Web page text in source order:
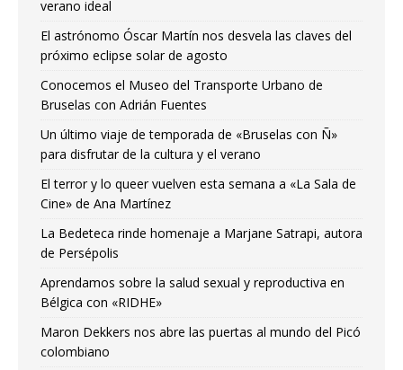
verano ideal
El astrónomo Óscar Martín nos desvela las claves del
próximo eclipse solar de agosto
Conocemos el Museo del Transporte Urbano de
Bruselas con Adrián Fuentes
Un último viaje de temporada de «Bruselas con Ñ»
para disfrutar de la cultura y el verano
El terror y lo queer vuelven esta semana a «La Sala de
Cine» de Ana Martínez
La Bedeteca rinde homenaje a Marjane Satrapi, autora
de Persépolis
Aprendamos sobre la salud sexual y reproductiva en
Bélgica con «RIDHE»
Maron Dekkers nos abre las puertas al mundo del Picó
colombiano